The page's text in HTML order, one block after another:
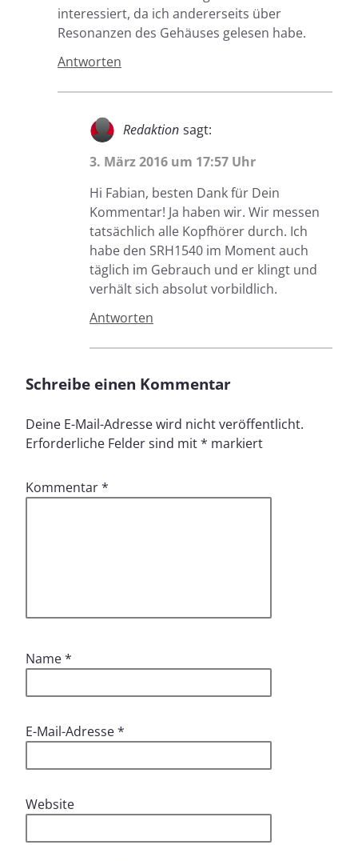
interessiert, da ich andererseits über
Resonanzen des Gehäuses gelesen habe.
Antworten
Redaktion sagt:
3. März 2016 um 17:57 Uhr
Hi Fabian, besten Dank für Dein
Kommentar! Ja haben wir. Wir messen
tatsächlich alle Kopfhörer durch. Ich
habe den SRH1540 im Moment auch
täglich im Gebrauch und er klingt und
verhält sich absolut vorbildlich.
Antworten
Schreibe einen Kommentar
Deine E-Mail-Adresse wird nicht veröffentlicht.
Erforderliche Felder sind mit* markiert
Kommentar*
Name*
E-Mail-Adresse*
Website